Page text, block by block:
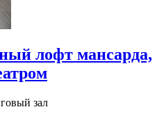
лофт мансарда,
зал